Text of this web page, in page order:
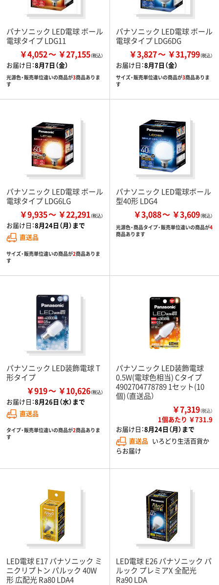
パナソニック LED電球 ボール
電球タイプ LDG11
￥4,052 ￥27,155
お届け日：8月7日（金）
光源色・販売単位違いの商品が3商品ありま
す
パナソニック LED電球 ボール
電球タイプ LDG6DG
￥3,827 ￥31,799
お届け日：8月7日（金）
サイズ・販売単位違いの商品が3商品ありま
す
パナソニック LED電球 ボール
電球タイプ LDG6LG
￥9,935 ￥22,291
お届け日：8月24日（月）まで
直送品
サイズ・販売単位違いの商品が2商品ありま
す
パナソニック LED電球ボール
型40形 LDG4
￥3,088 ￥3,609
光源色・商品タイプ・販売単位違いの商品が4
商品あります
パナソニック LED装飾電球 T
形タイプ
￥919 ￥10,626
お届け日：8月26日（水）まで
直送品
タイプ・販売単位違いの商品が2商品ありま
す
パナソニック LED装飾電球
0.5W(電球色相当) Cタイプ
4902704778789 1セット(10
個)（直送品）
￥7,319（税込）
1個あたり ￥731.9
お届け日：8月24日（月）まで
直送品 いろどり生活百貨か
らお届け
LED電球 E17 パナソニック ミ
ニクリプトン パルック 40W
形 広配光 Ra80 LDA4
LED電球 E26 パナソニック パ
ルック プレミアX 全配光
Ra90 LDA